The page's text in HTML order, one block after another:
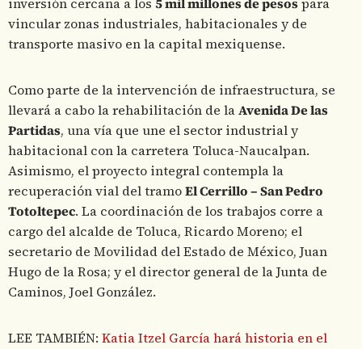
inversión cercana a los 5 mil millones de pesospara
vincular zonas industriales, habitacionales y de
transporte masivo en la capital mexiquense.
Como parte de la intervención de infraestructura, se
llevará a cabo la rehabilitación de laAvenida De las
Partidas, una vía que une el sector industrial y
habitacional con la carretera Toluca-Naucalpan.
Asimismo, el proyecto integral contempla la
recuperación vial del tramoEl Cerrillo – San Pedro
Totoltepec. La coordinación de los trabajos corre a
cargo del alcalde de Toluca, Ricardo Moreno; el
secretario de Movilidad del Estado de México, Juan
Hugo de la Rosa; y el director general de la Junta de
Caminos, Joel González.
LEE TAMBIÉN: Katia Itzel García hará historia en el